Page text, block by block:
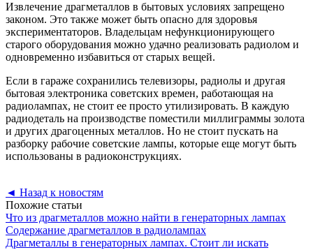
Извлечение драгметаллов в бытовых условиях запрещено
законом. Это также может быть опасно для здоровья
экспериментаторов. Владельцам нефункционирующего
старого оборудования можно удачно реализовать радиолом и
одновременно избавиться от старых вещей.
Если в гараже сохранились телевизоры, радиолы и другая
бытовая электроника советских времен, работающая на
радиолампах, не стоит ее просто утилизировать. В каждую
радиодеталь на производстве поместили миллиграммы золота
и других драгоценных металлов. Но не стоит пускать на
разборку рабочие советские лампы, которые еще могут быть
использованы в радиоконструкциях.
◄ Назад к новостям
Похожие статьи
Что из драгметаллов можно найти в генераторных лампах
Содержание драгметаллов в радиолампах
Драгметаллы в генераторных лампах. Стоит ли искать